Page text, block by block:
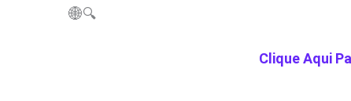
🌐🔍
Clique Aqui